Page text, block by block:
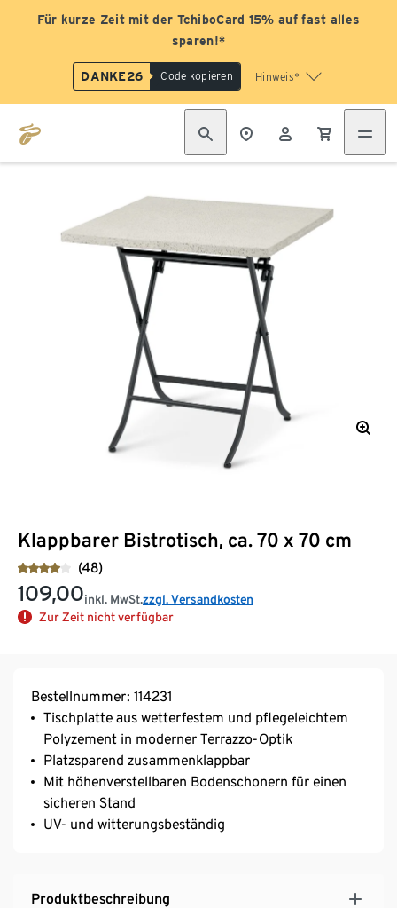
Für kurze Zeit mit der TchiboCard 15% auf fast alles
sparen!*
DANKE26 Code kopieren Hinweis*
Klappbarer Bistrotisch, ca. 70 x 70 cm
(48)
109,00inkl. MwSt.zzgl. Versandkosten
Zur Zeit nicht verfügbar
Bestellnummer: 114231
Tischplatte aus wetterfestem und pflegeleichtem
Polyzement in moderner Terrazzo-Optik
Platzsparend zusammenklappbar
Mit höhenverstellbaren Bodenschonern für einen
sicheren Stand
UV- und witterungsbeständig
Produktbeschreibung